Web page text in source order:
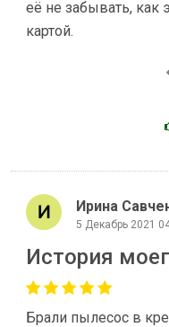
её не забывать, как
картой.
Ирина
5 Декабрь 2021
История
Брали пылесос в